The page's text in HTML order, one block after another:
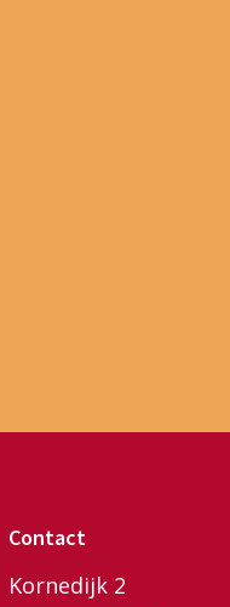
Contact
Kornedijk 2